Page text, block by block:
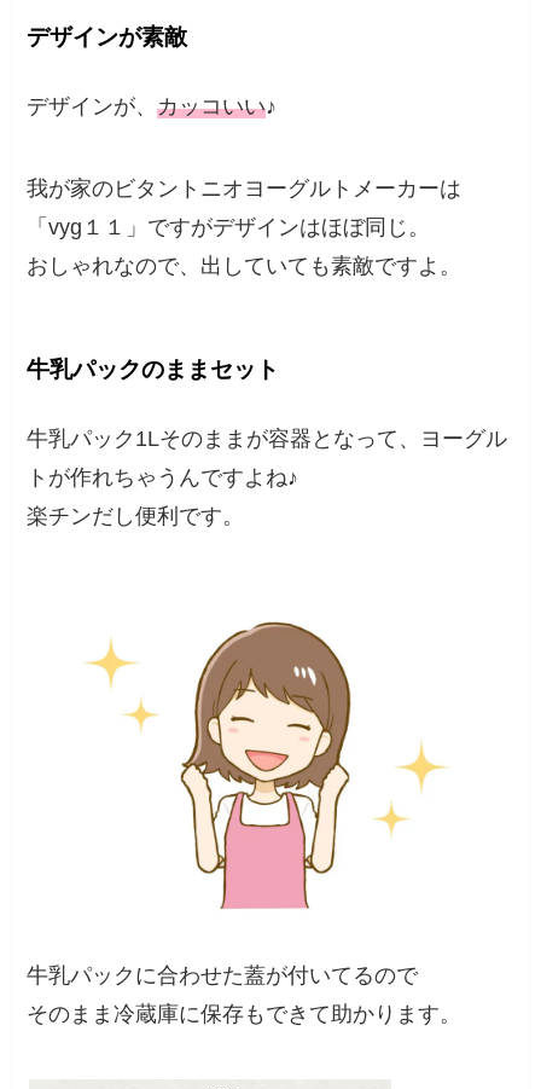
デザインが素敵
デザインが、カッコいい♪
我が家のビタントニオヨーグルトメーカーは
「vyg１１」ですがデザインはほぼ同じ。
おしゃれなので、出していても素敵ですよ。
牛乳パックのままセット
牛乳パック1Lそのままが容器となって、ヨーグル
トが作れちゃうんですよね♪
楽チンだし便利です。
牛乳パックに合わせた蓋が付いてるので
そのまま冷蔵庫に保存もできて助かります。